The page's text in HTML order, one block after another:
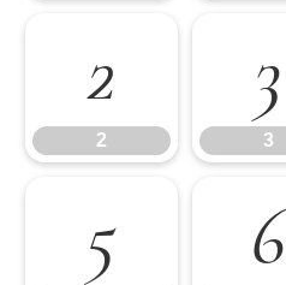
2
2
3
3
5 6